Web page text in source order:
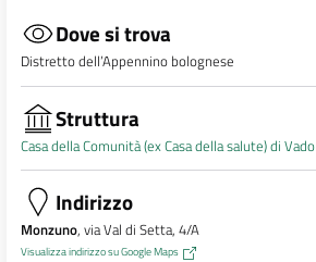
Dove si trova
Distretto dell’Appennino bolognese
Struttura
Casa della Comunità (ex Casa della salute) di Vado
Indirizzo
Monzuno, via Val di Setta, 4/A
Visualizza indirizzo su Google Maps